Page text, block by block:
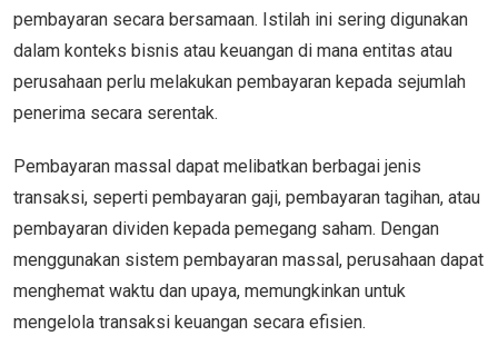
pembayaran secara bersamaan. Istilah ini sering digunakan
dalam konteks bisnis atau keuangan di mana entitas atau
perusahaan perlu melakukan pembayaran kepada sejumlah
penerima secara serentak.
Pembayaran massal dapat melibatkan berbagai jenis
transaksi, seperti pembayaran gaji, pembayaran tagihan, atau
pembayaran dividen kepada pemegang saham. Dengan
menggunakan sistem pembayaran massal, perusahaan dapat
menghemat waktu dan upaya, memungkinkan untuk
mengelola transaksi keuangan secara efisien.